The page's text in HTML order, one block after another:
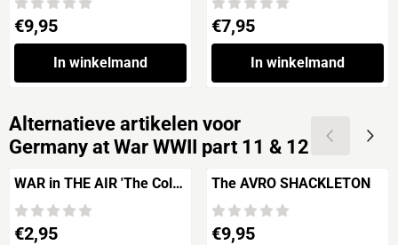
Prijs: 9,95
€9,95
In winkelmand
Prijs: 7,95
€7,95
In winkelmand
Alternatieve artikelen voor
Germany at War WWII part 11 & 12
WAR in THE AIR 'The Cold
Dawn / Eastern Victory'
DISC 5
Prijs: 2,95
€2,95
The AVRO SHACKLETON
Prijs: 9,95
€9,95